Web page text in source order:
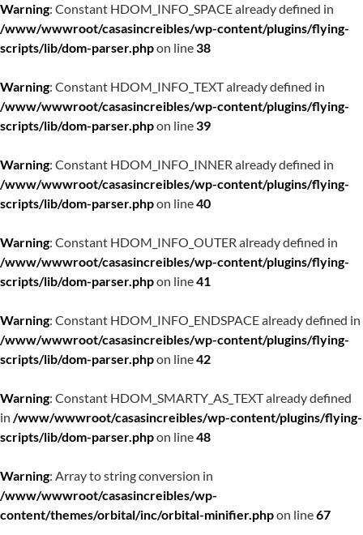
Warning: Constant HDOM_INFO_SPACE already defined in
/www/wwwroot/casasincreibles/wp-content/plugins/flying-
scripts/lib/dom-parser.phpon line38
Warning: Constant HDOM_INFO_TEXT already defined in
/www/wwwroot/casasincreibles/wp-content/plugins/flying-
scripts/lib/dom-parser.phpon line39
Warning: Constant HDOM_INFO_INNER already defined in
/www/wwwroot/casasincreibles/wp-content/plugins/flying-
scripts/lib/dom-parser.phpon line40
Warning: Constant HDOM_INFO_OUTER already defined in
/www/wwwroot/casasincreibles/wp-content/plugins/flying-
scripts/lib/dom-parser.phpon line41
Warning: Constant HDOM_INFO_ENDSPACE already defined in
/www/wwwroot/casasincreibles/wp-content/plugins/flying-
scripts/lib/dom-parser.phpon line42
Warning: Constant HDOM_SMARTY_AS_TEXT already defined
in /www/wwwroot/casasincreibles/wp-content/plugins/flying-
scripts/lib/dom-parser.phpon line48
Warning: Array to string conversion in
/www/wwwroot/casasincreibles/wp-
content/themes/orbital/inc/orbital-minifier.phpon line67